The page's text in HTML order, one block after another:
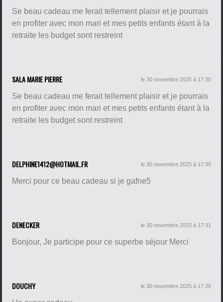
Se beau cadeau me ferait tellement plaisir et je pourrais
en profiter avec mon mari et mes petits enfants étant à la
retraite les budget sont restreint
SALA MARIE PIERRE le 30 novembre 2025 à 17:30
Se beau cadeau me ferait tellement plaisir et je pourrais
en profiter avec mon mari et mes petits enfants étant à la
retraite les budget sont restreint
DELPHINE1412@HOTMAIL.FR le 30 novembre 2025 à 17:30
Merci pour ce beau cadeau si je gafne5
DENECKER le 30 novembre 2025 à 17:31
Bonjour, Je participe pour ce superbe séjour Merci
DOUCHY le 30 novembre 2025 à 17:35